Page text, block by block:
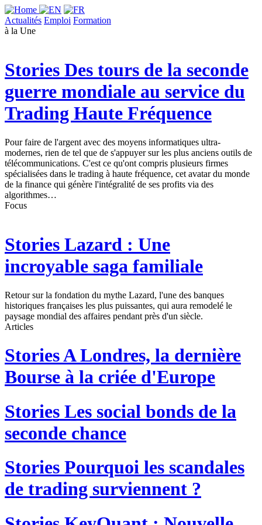
Actualités Emploi Formation
à la Une
Stories Des tours de la seconde
guerre mondiale au service du
Trading Haute Fréquence
Pour faire de l'argent avec des moyens informatiques ultra-
modernes, rien de tel que de s'appuyer sur les plus anciens outils de
télécommunications. C'est ce qu'ont compris plusieurs firmes
spécialisées dans le trading à haute fréquence, cet avatar du monde
de la finance qui génère l'intégralité de ses profits via des
algorithmes…
Focus
Stories Lazard : Une
incroyable saga familiale
Retour sur la fondation du mythe Lazard, l'une des banques
historiques françaises les plus puissantes, qui aura remodelé le
paysage mondial des affaires pendant près d'un siècle.
Articles
StoriesA Londres, la dernière
Bourse à la criée d'Europe
Stories Les social bonds de la
seconde chance
Stories Pourquoi les scandales
de trading surviennent ?